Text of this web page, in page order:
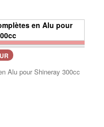
Alu pour Shineray 300cc